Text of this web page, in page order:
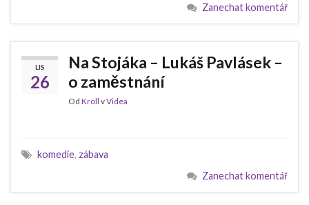
Zanechat komentář
LIS
26
Na Stojáka – Lukáš Pavlásek –
o zaměstnání
Od Kroll vVidea
komedie, zábava
Zanechat komentář